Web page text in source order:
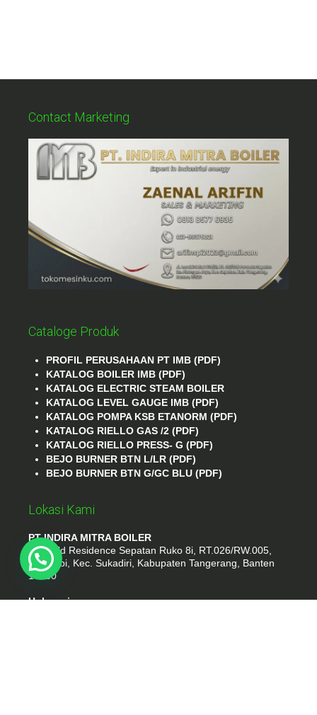
Contact Marketing
Cataloge Produk
PROFIL PERUSAHAAN PT IMB (PDF)
KATALOG BOILER IMB (PDF)
KATALOG ELECTRIC STEAM BOILER
KATALOG LEVEL GAUGE IMB (PDF)
KATALOG POMPA KSB ETANORM (PDF)
KATALOG RIELLO GAS /2 (PDF)
KATALOG RIELLO PRESS- G (PDF)
BEJO BURNER BTN L/LR (PDF)
BEJO BURNER BTN G/GC BLU (PDF)
Lokasi Kami
PT INDIRA MITRA BOILER
Emerald Residence Sepatan Ruko 8i, RT.026/RW.005,
Kosambi, Kec. Sukadiri, Kabupaten Tangerang, Banten
15530
Hubungi